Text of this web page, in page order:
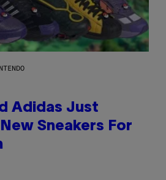
Adidas Just
Sneakers For